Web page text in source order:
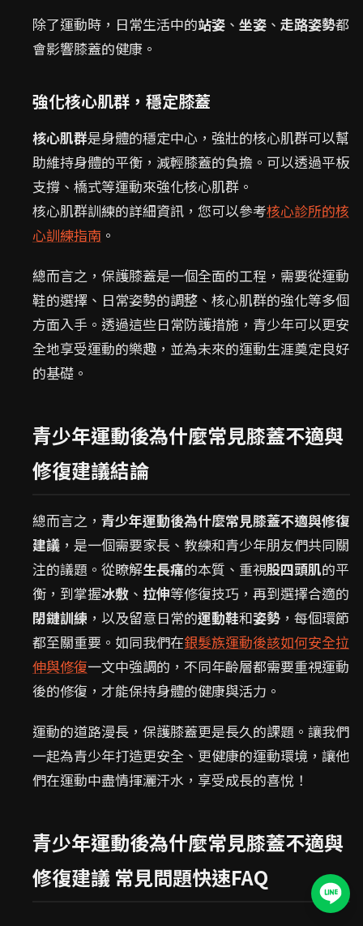
除了運動時，日常生活中的站姿 、 坐姿 、 走路姿勢都
會影響膝蓋的健康。
強化核心肌群，穩定膝蓋
核心肌群是身體的穩定中心，強壯的核心肌群可以幫
助維持身體的平衡，減輕膝蓋的負擔。可以透過平板
支撐、橋式等運動來強化核心肌群。
核心肌群訓練的詳細資訊，您可以參考核心診所的核
心訓練指南 。
總而言之，保護膝蓋是一個全面的工程，需要從運動
鞋的選擇、日常姿勢的調整、核心肌群的強化等多個
方面入手。透過這些日常防護措施，青少年可以更安
全地享受運動的樂趣，並為未來的運動生涯奠定良好
的基礎。
青少年運動後為什麼常見膝蓋不適與
修復建議結論
總而言之， 青少年運動後為什麼常見膝蓋不適與修復
建議 ，是一個需要家長、教練和青少年朋友們共同關
注的議題。從瞭解生長痛的本質、重視股四頭肌的平
衡，到掌握冰敷 、 拉伸等修復技巧，再到選擇合適的
閉鏈訓練 ，以及留意日常的運動鞋和姿勢 ，每個環節
都至關重要。如同我們在銀髮族運動後該如何安全拉
伸與修復一文中強調的，不同年齡層都需要重視運動
後的修復，才能保持身體的健康與活力。
運動的道路漫長，保護膝蓋更是長久的課題。讓我們
一起為青少年打造更安全、更健康的運動環境，讓他
們在運動中盡情揮灑汗水，享受成長的喜悅！
青少年運動後為什麼常見膝蓋不適與
修復建議 常見問題快速FAQ